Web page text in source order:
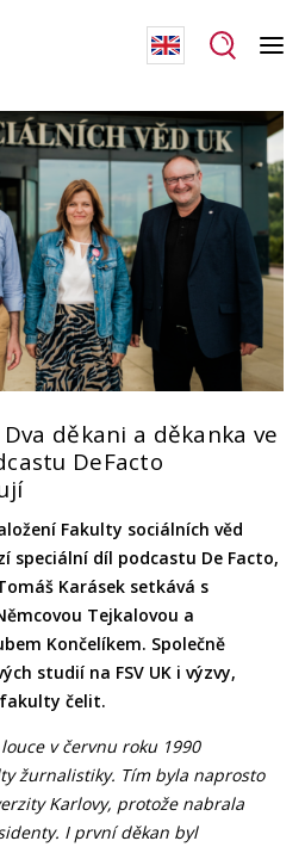
Dva děkani a děkanka ve
DeFacto
Fakulty sociálních věd
speciální díl podcastu De Facto,
Karásek setkává s
Tejkalovou a
Končelíkem. Společně
studií na FSV UK i výzvy,
čelit.
v červnu roku 1990
žurnalistiky. Tím byla naprosto
Karlovy, protože nabrala
I první děkan byl